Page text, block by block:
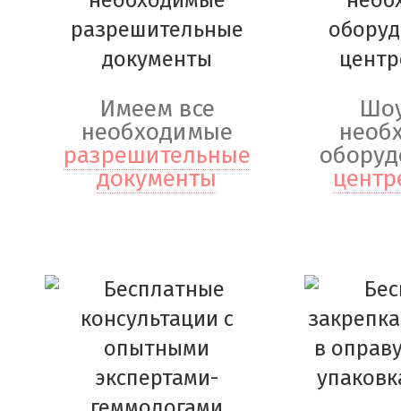
Имеем все
необходимые
разрешительные
документы